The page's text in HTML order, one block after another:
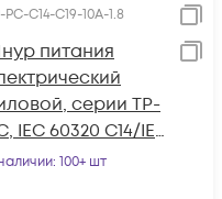
PC-C14-С19-10A-1.8
питания
серии TP-
IEC 60320 C14/IEC
С19 прямой,
: 100+ шт